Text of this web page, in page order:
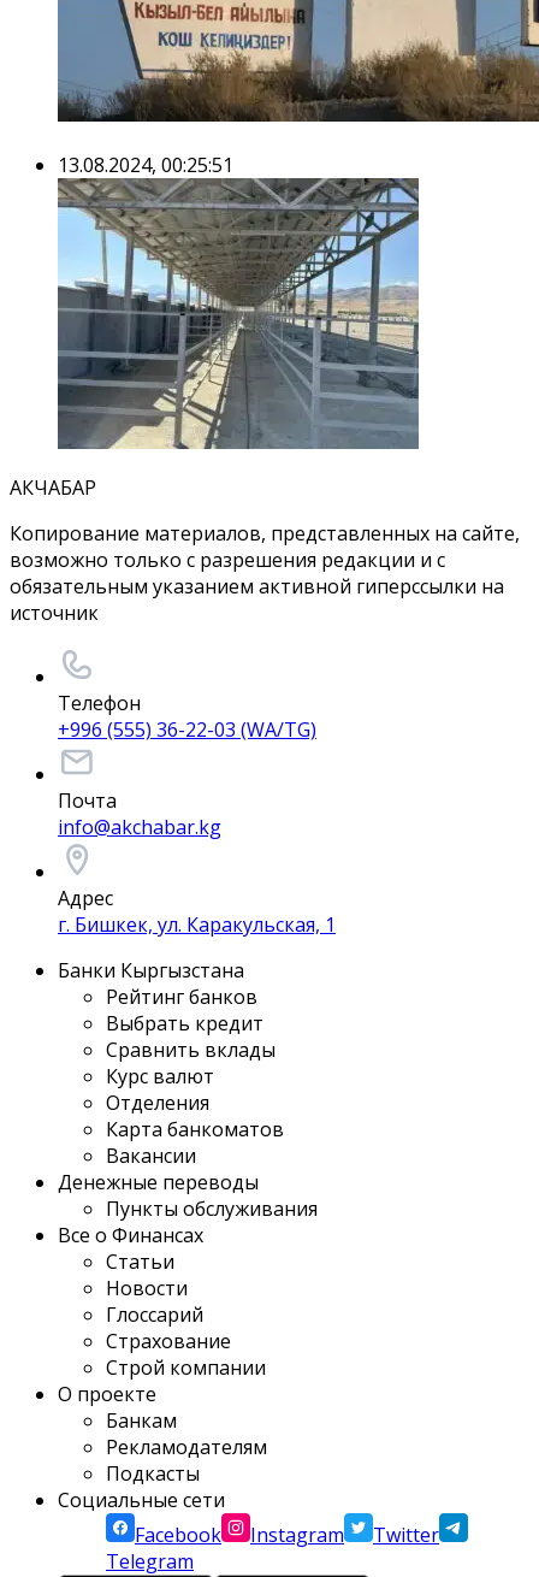
13.08.2024, 00:25:51
АКЧАБАР
Копирование материалов, представленных на сайте,
возможно только с разрешения редакции и с
обязательным указанием активной гиперссылки на
источник
Телефон
+996 (555) 36-22-03 (WA/TG)
Почта
info@akchabar.kg
Адрес
г. Бишкек, ул. Каракульская, 1
Банки Кыргызстана
Рейтинг банков
Выбрать кредит
Сравнить вклады
Курс валют
Отделения
Карта банкоматов
Вакансии
Денежные переводы
Пункты обслуживания
Все о Финансах
Статьи
Новости
Глоссарий
Страхование
Строй компании
О проекте
Банкам
Рекламодателям
Подкасты
Социальные сети
Facebook
Instagram
Twitter
Telegram